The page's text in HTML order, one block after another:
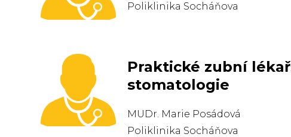
Poliklinika Socháňova
Praktické zubní
stomatologie
MUDr. Marie Posádová
Poliklinika Socháňova